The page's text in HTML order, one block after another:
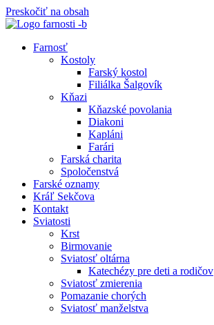
Preskočiť na obsah
Farnosť
Kostoly
Farský kostol
Filiálka Šalgovík
Kňazi
Kňazské povolania
Diakoni
Kapláni
Farári
Farská charita
Spoločenstvá
Farské oznamy
Kráľ Sekčova
Kontakt
Sviatosti
Krst
Birmovanie
Sviatosť oltárna
Katechézy pre deti a rodičov
Sviatosť zmierenia
Pomazanie chorých
Sviatosť manželstva